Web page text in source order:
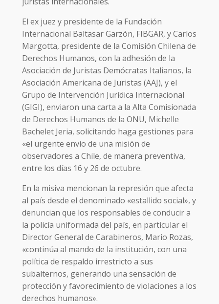
El ex juez y presidente de la Fundación
Internacional Baltasar Garzón, FIBGAR, y Carlos
Margotta, presidente de la Comisión Chilena de
Derechos Humanos, con la adhesión de la
Asociación de Juristas Demócratas Italianos, la
Asociación Americana de Juristas (AAJ), y el
Grupo de Intervención Jurídica Internacional
(GIGI), enviaron una carta a la Alta Comisionada
de Derechos Humanos de la ONU, Michelle
Bachelet Jeria, solicitando haga gestiones para
«el urgente envío de una misión de
observadores a Chile, de manera preventiva,
entre los días 16 y 26 de octubre.
En la misiva mencionan la represión que afecta
al país desde el denominado «estallido social», y
denuncian que los responsables de conducir a
la policía uniformada del país, en particular el
Director General de Carabineros, Mario Rozas,
«continúa al mando de la institución, con una
política de respaldo irrestricto a sus
subalternos, generando una sensación de
protección y favorecimiento de violaciones a los
derechos humanos».